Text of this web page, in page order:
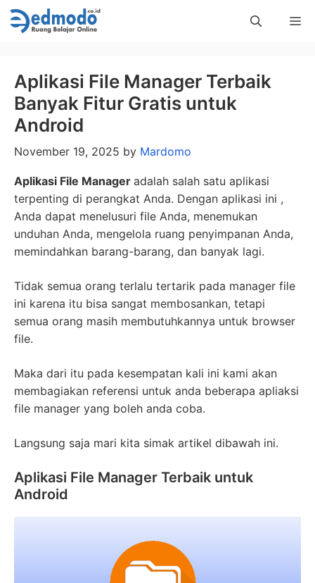
Skip
to
Aplikasi File Manager Terbaik
Banyak Fitur Gratis untuk
Android
November 19, 2025 by Mardomo
Aplikasi File Manager adalah salah satu aplikasi
terpenting di perangkat Anda. Dengan aplikasi ini ,
Anda dapat menelusuri file Anda, menemukan
unduhan Anda, mengelola ruang penyimpanan Anda,
memindahkan barang-barang, dan banyak lagi.
Tidak semua orang terlalu tertarik pada manager file
ini karena itu bisa sangat membosankan, tetapi
semua orang masih membutuhkannya untuk browser
file.
Maka dari itu pada kesempatan kali ini kami akan
membagiakan referensi untuk anda beberapa apliaksi
file manager yang boleh anda coba.
Langsung saja mari kita simak artikel dibawah ini.
Aplikasi File Manager Terbaik untuk
Android